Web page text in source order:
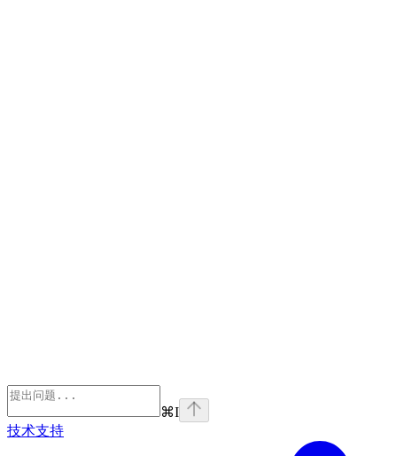
⌘I
技术支持